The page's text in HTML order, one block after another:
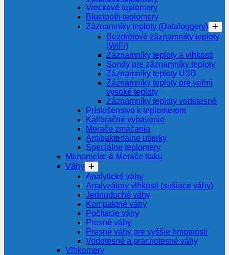
Vreckové teplomery
Bluetooth teplomery
Záznamníky teploty (Dataloggery)
Bezdrôtové záznamníky teploty
(WiFi)
Záznamníky teploty a vlhkosti
Sondy pre záznamníky teploty
Záznamníky teploty USB
Záznamníky teploty pre veľmi
vysoké teploty
Záznamníky teploty vodotesné
Príslušenstvo k teplomerom
Kalibračné vybavenie
Merače zmáčania
Antibakteriálne utierky
Špeciálne teplomery
Manometre & Merače tlaku
Váhy
Analytické váhy
Analyzátory vlhkosti (sušiace váhy)
Jednoduché váhy
Kompaktné váhy
Počítacie váhy
Presné váhy
Presné váhy pre vyššie hmotnosti
Vodotesné a prachotesné váhy
Vlhkomery